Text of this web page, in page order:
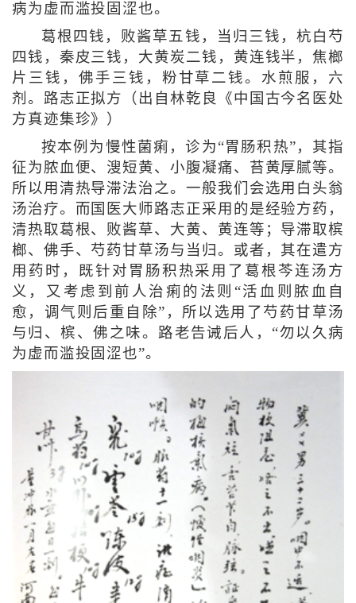
病为虚而滥投固涩也。
葛根四钱，败酱草五钱，当归三钱，杭白芍
四钱，秦皮三钱，大黄炭二钱，黄连钱半，焦榔
片三钱，佛手三钱，粉甘草二钱。水煎服，六
剂。路志正拟方（出自林乾良《中国古今名医处
方真迹集珍》）
按本例为慢性菌痢，诊为“胃肠积热”，其指
征为脓血便、溲短黄、小腹凝痛、苔黄厚腻等。
所以用清热导滞法治之。一般我们会选用白头翁
汤治疗。而国医大师路志正采用的是经验方药，
清热取葛根、败酱草、大黄、黄连等；导滞取槟
榔、佛手、芍药甘草汤与当归。或者，其在遣方
用药时，既针对胃肠积热采用了葛根芩连汤方
义，又考虑到前人治痢的法则“活血则脓血自
愈，调气则后重自除”，所以选用了芍药甘草汤
与归、槟、佛之味。路老告诫后人，“勿以久病
为虚而滥投固涩也”。